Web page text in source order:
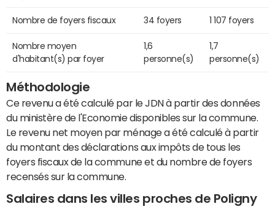
Nombre de foyers fiscaux 34 foyers 1 107 foyers
Nombre moyen
d'habitant(s) par foyer
1,6
personne(s)
1,7
personne(s)
Méthodologie
Ce revenu a été calculé par le JDN à partir des données
du ministère de l'Economie disponibles sur la commune.
Le revenu net moyen par ménage a été calculé à partir
du montant des déclarations aux impôts de tous les
foyers fiscaux de la commune et du nombre de foyers
recensés sur la commune.
Salaires dans les villes proches de Poligny